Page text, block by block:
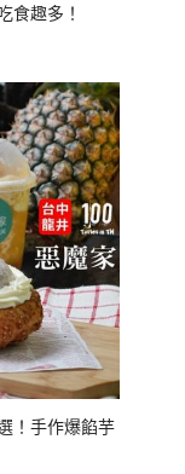
食趣多！
！手作爆餡芋